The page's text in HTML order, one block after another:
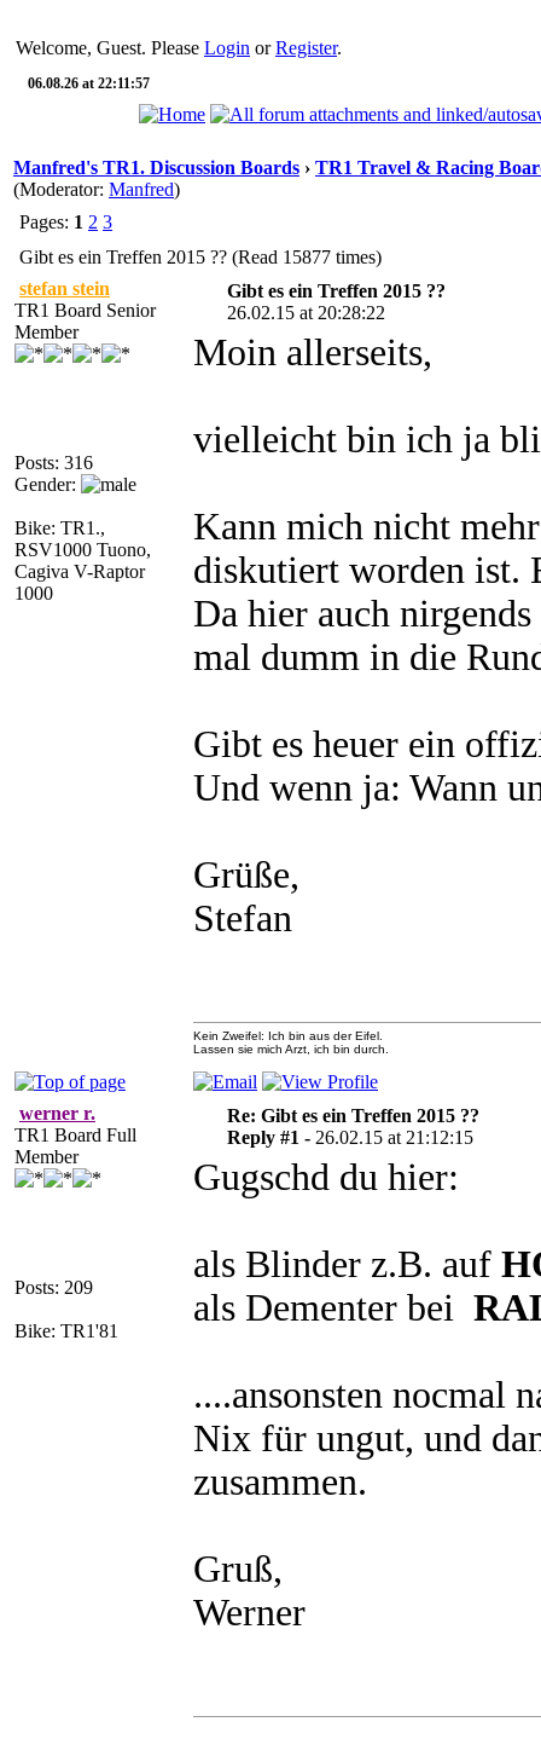
Welcome, Guest. Please Login orRegister.
06.08.26 at 22:11:57
Manfred's TR1. Discussion Boards › TR1 Travel & Racing
(Moderator: Manfred)
Pages: 1 2 3
Gibt es ein Treffen 2015 ?? (Read 15877 times)
stefan stein
TR1 Board Senior
Member
Posts: 316
Gender:
Bike: TR1.,
RSV1000 Tuono,
Cagiva V-Raptor
1000
Gibt es ein Treffen 2015 ??
26.02.15 at 20:28:22
Moin allerseits,
vielleicht bin ich ja
Kann mich nicht
diskutiert worden ist.
Da hier auch
mal dumm in die
Gibt es heuer ein
Und wenn ja: Wann
Grüße,
Stefan
Kein Zweifel: Ich bin aus der Eifel.
Lassen sie mich Arzt, ich bin durch.
werner r.
TR1 Board Full
Member
Posts: 209
Bike: TR1'81
Re: Gibt es ein Treffen 2015 ??
Reply #1 - 26.02.15 at 21:12:15
Gugschd du hier:
als Blinder z.B. auf
als Dementer bei
....ansonsten nocmal
Nix für ungut, und
zusammen.
Gruß,
Werner